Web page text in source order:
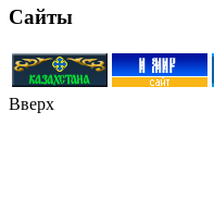
Сайты
Вверх